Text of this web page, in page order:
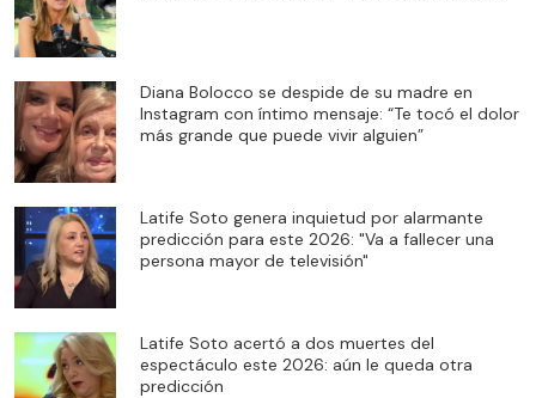
Diana Bolocco se despide de su madre en
Instagram con íntimo mensaje: “Te tocó el dolor
más grande que puede vivir alguien”
Latife Soto genera inquietud por alarmante
predicción para este 2026: "Va a fallecer una
persona mayor de televisión"
Latife Soto acertó a dos muertes del
espectáculo este 2026: aún le queda otra
predicción